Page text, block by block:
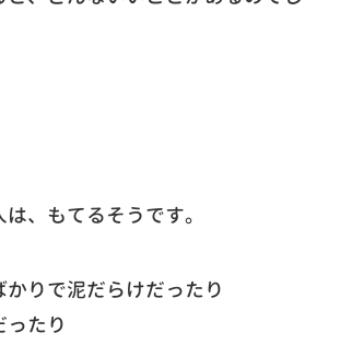
、もてるそうです。
りで泥だらけだったり
たり